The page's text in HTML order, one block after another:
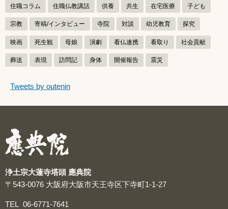
住職コラム 住職仏教講話 供養 共生 在宅医療 子ども
宗教 寄稿/インタビュー 寺院 対談 幼児教育 探究
映画 死生観 母娘 演劇 看仏連携 看取り 社会貢献
葬送 表現 訪問記 身体 開催報告 震災
つぶやき
つぶやきをスキップする
Tweets by outenin
浄土宗大蓮寺塔頭 應典院
〒543-0076 大阪府大阪市天王寺区下寺町1-1-27
TEL 06-6771-7641